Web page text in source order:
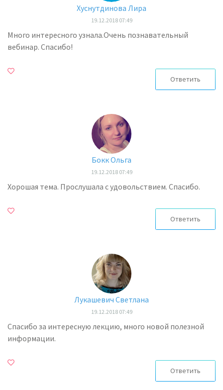
Хуснутдинова Лира
19.12.2018 07:49
Много интересного узнала.Очень познавательный
вебинар. Спасибо!
Ответить
Бокк Ольга
19.12.2018 07:49
Хорошая тема. Прослушала с удовольствием. Спасибо.
Ответить
Лукашевич Светлана
19.12.2018 07:49
Спасибо за интересную лекцию, много новой полезной
информации.
Ответить